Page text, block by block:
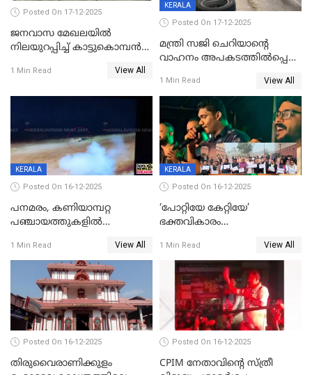
Posted On 17-12-2025
ജനവാസ മേഖലയില്‍
നിലയുറപ്പിച്ച് കാട്ടുകൊമ്പന്‍
1 Min Read View All
KERALA
Posted On 17-12-2025
മന്ത്രി സജി ചെറിയാന്റെ
വാഹനം അപകടത്തിൽപ്പെട്ടു;
രക്ഷപ്പെട്ടത് തലനാരിടയ്ക്ക്
1 Min Read View All
KERALA
Posted On 16-12-2025
പനമരം, കണിയാമ്പറ്റ
പഞ്ചായത്തുകളിൽ
സ്ഥാപനങ്ങൾക്ക് അവധി
1 Min Read View All
KERALA
Posted On 16-12-2025
‘പോറ്റിയേ കേറ്റിയേ’
ഭക്തവികാരം
ഡിജിപിക്ക് പരാതി; ശക്തമായ
നടപടി വേണമെന്നു
സിപിഐഎമ്മും
1 Min Read View All
Posted On 16-12-2025
തിരുവൈരാണിക്കുളം
Posted On 16-12-2025
CPIM നേതാവിൻ്റെ സ്ത്രീ